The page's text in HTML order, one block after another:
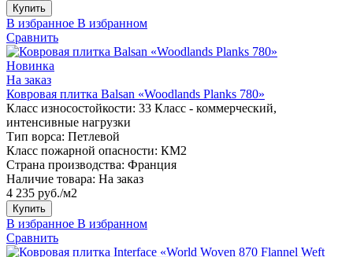
Купить
В избранное В избранном
Сравнить
Новинка
На заказ
Ковровая плитка Balsan «Woodlands Planks 780»
Класс износостойкости: 33 Класс - коммерческий,
интенсивные нагрузки
Тип ворса: Петлевой
Класс пожарной опасности: КМ2
Страна производства: Франция
Наличие товара: На заказ
4 235 руб./м2
Купить
В избранное В избранном
Сравнить